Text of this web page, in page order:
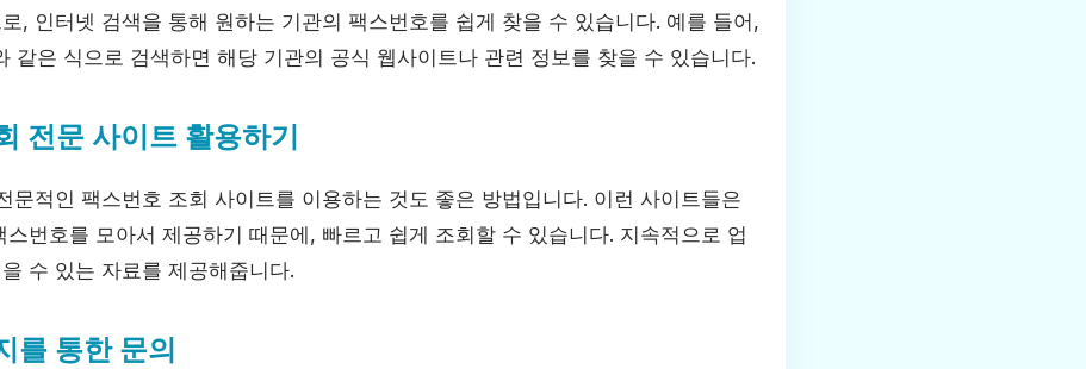
, 인터넷 검색을 통해 원하는 기관의 팩스번호를 쉽게 찾을 수 있습니다. 예를 들어,
같은 식으로 검색하면 해당 기관의 공식 웹사이트나 관련 정보를 찾을 수 있습니다.
전문 사이트 활용하기
문적인 팩스번호 조회 사이트를 이용하는 것도 좋은 방법입니다. 이런 사이트들은
스번호를 모아서 제공하기 때문에, 빠르고 쉽게 조회할 수 있습니다. 지속적으로 업
수 있는 자료를 제공해줍니다.
를 통한 문의